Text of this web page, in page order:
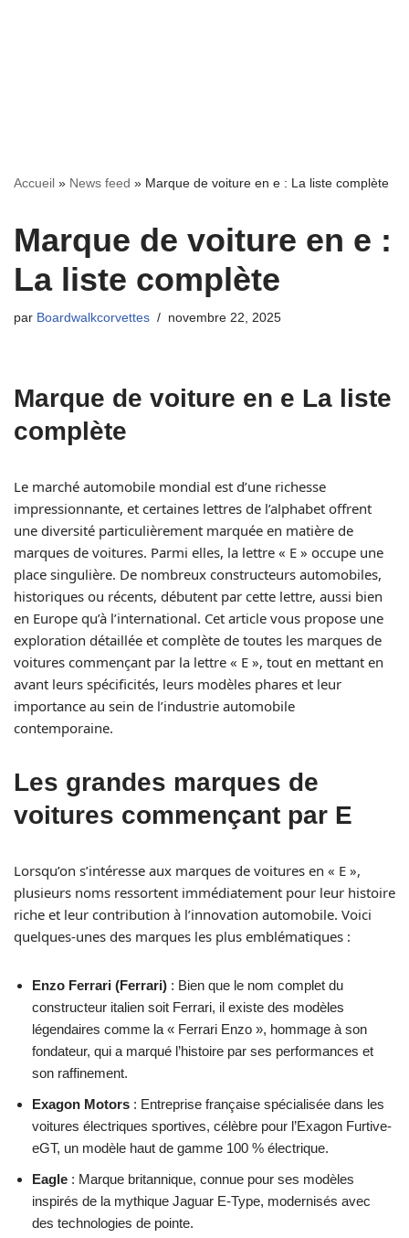
Accueil » News feed » Marque de voiture en e : La liste complète
Marque de voiture en e :
La liste complète
par Boardwalkcorvettes novembre 22, 2025
Marque de voiture en e La liste
complète
Le marché automobile mondial est d’une richesse
impressionnante, et certaines lettres de l’alphabet offrent
une diversité particulièrement marquée en matière de
marques de voitures. Parmi elles, la lettre « E » occupe une
place singulière. De nombreux constructeurs automobiles,
historiques ou récents, débutent par cette lettre, aussi bien
en Europe qu’à l’international. Cet article vous propose une
exploration détaillée et complète de toutes les marques de
voitures commençant par la lettre « E », tout en mettant en
avant leurs spécificités, leurs modèles phares et leur
importance au sein de l’industrie automobile
contemporaine.
Les grandes marques de
voitures commençant par E
Lorsqu’on s’intéresse aux marques de voitures en « E »,
plusieurs noms ressortent immédiatement pour leur histoire
riche et leur contribution à l’innovation automobile. Voici
quelques-unes des marques les plus emblématiques :
Enzo Ferrari (Ferrari) : Bien que le nom complet du
constructeur italien soit Ferrari, il existe des modèles
légendaires comme la « Ferrari Enzo », hommage à son
fondateur, qui a marqué l’histoire par ses performances et
son raffinement.
Exagon Motors : Entreprise française spécialisée dans les
voitures électriques sportives, célèbre pour l’Exagon Furtive-
eGT, un modèle haut de gamme 100 % électrique.
Eagle : Marque britannique, connue pour ses modèles
inspirés de la mythique Jaguar E-Type, modernisés avec
des technologies de pointe.